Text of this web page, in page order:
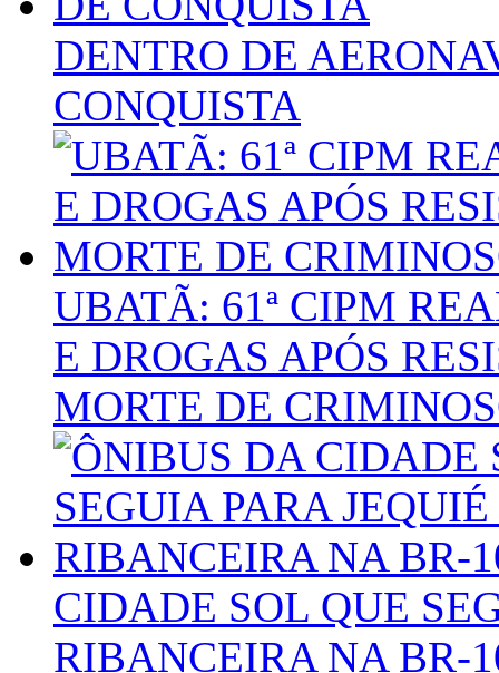
DENTRO DE
CONQUISTA
UBATÃ: 61ª CIPM
E DROGAS APÓS
MORTE DE
CIDADE SOL QUE
RIBANCEIRA NA BR-